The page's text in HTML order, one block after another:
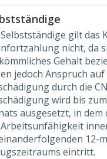
gilt das
nicht, da
Gehalt
jedoch Anspruch auf
durch die
wird bis
ausgesetzt, in dem
12-
eintritt.